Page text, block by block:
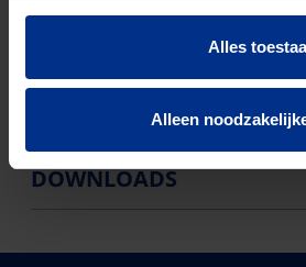
Alles
Alleen
1236004124
DOWNLOADS